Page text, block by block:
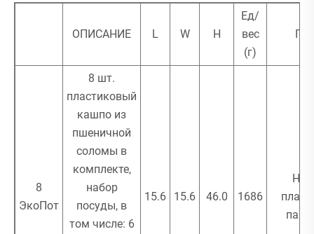
ОПИСАНИЕ L W H
Ед/
вес
(г)
8
ЭкоПот
8 шт.
пластиковый
кашпо из
пшеничной
соломы в
комплекте,
набор
посуды, в
том числе: 6
15.6 15.6 46.0 1686